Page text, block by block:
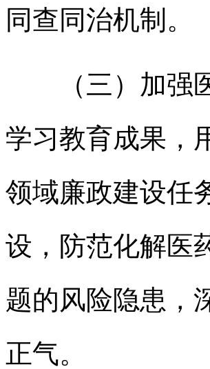
同查同治机制。
（三）加强医
学习教育成果，
领域廉政建设任
设，防范化解医
题的风险隐患，
正气。